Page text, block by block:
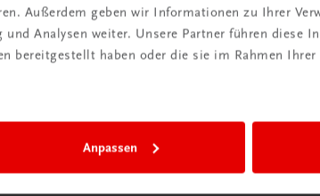
Außerdem geben wir Informationen zu Ihrer
und Analysen weiter. Unsere Partner führen diese
bereitgestellt haben oder die sie im Rahmen
Anpassen
TRAUNER Verlag + Buchservice GmbH
Köglstraße 14 | 4020 Linz
Österreich/Austria
WhatsApp:+43 664 88 58 69 41
mehr erfahren